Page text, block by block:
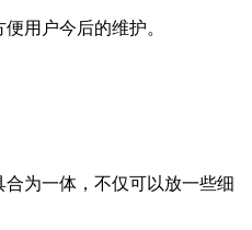
用户今后的维护。
为一体，不仅可以放一些细